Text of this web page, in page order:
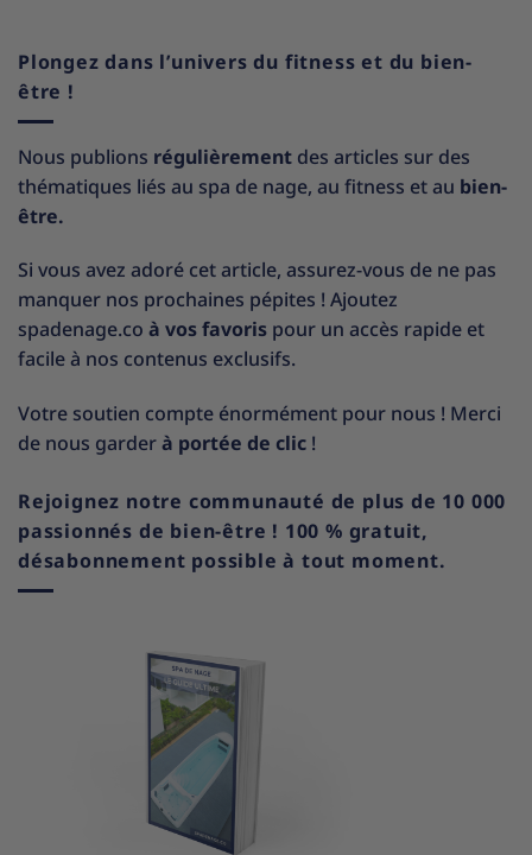
Plongez dans l’univers du fitness et du bien-
être !
Nous publions régulièrement des articles sur des
thématiques liés au spa de nage, au fitness et au bien-
être.
Si vous avez adoré cet article, assurez-vous de ne pas
manquer nos prochaines pépites ! Ajoutez
spadenage.co à vos favoris pour un accès rapide et
facile à nos contenus exclusifs.
Votre soutien compte énormément pour nous ! Merci
de nous garderà portée de clic !
Rejoignez notre communauté de plus de 10 000
passionnés de bien-être ! 100 % gratuit,
désabonnement possible à tout moment.